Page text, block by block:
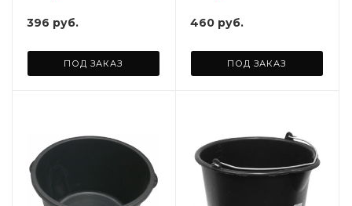
396 руб.
ПОД ЗАКАЗ
460 руб.
ПОД ЗАКАЗ